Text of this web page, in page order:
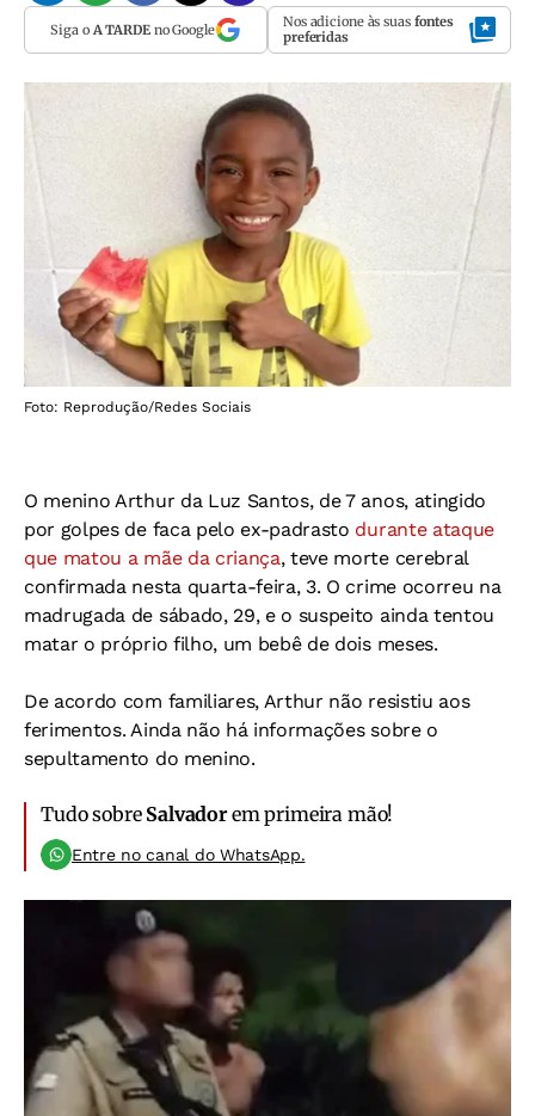
Siga o A TARDEno Google Nos adicione às suas fontes
preferidas
Foto: Reprodução/Redes Sociais
O menino Arthur da Luz Santos, de 7 anos, atingido
por golpes de faca pelo ex-padrasto durante ataque
que matou a mãe da criança, teve morte cerebral
confirmada nesta quarta-feira, 3. O crime ocorreu na
madrugada de sábado, 29, e o suspeito ainda tentou
matar o próprio filho, um bebê de dois meses.
De acordo com familiares, Arthur não resistiu aos
ferimentos. Ainda não há informações sobre o
sepultamento do menino.
Tudo sobre Salvadorem primeira mão!
Entre no canal do WhatsApp.